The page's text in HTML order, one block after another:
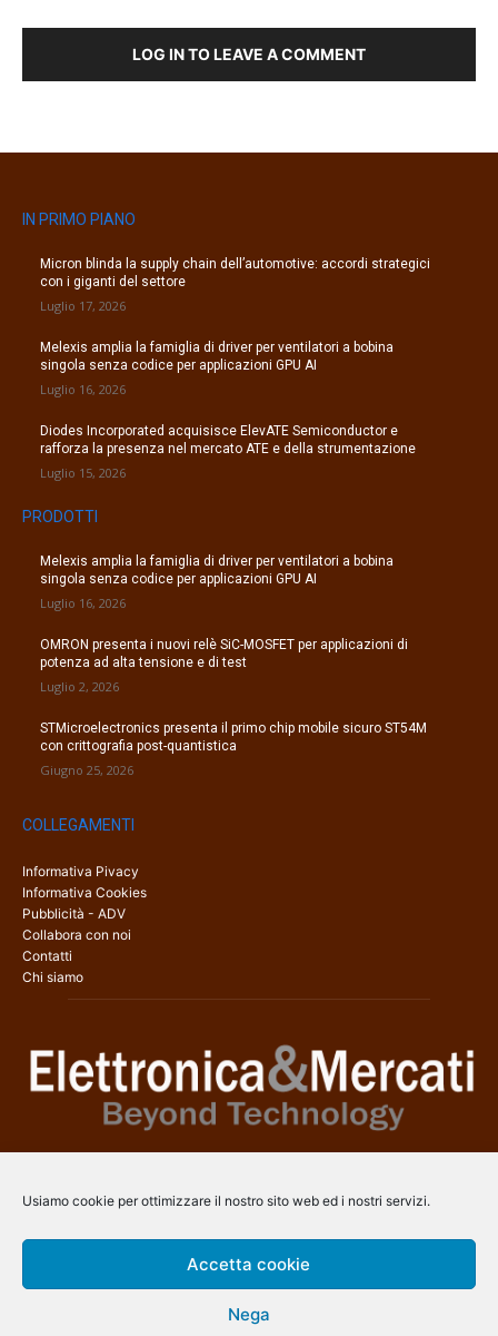
Usiamo cookie per ottimizzare il nostro sito web ed i nostri servizi.
Accetta cookie
Nega
LOG IN TO LEAVE A COMMENT
IN PRIMO PIANO
Micron blinda la supply chain dell’automotive: accordi strategici
con i giganti del settore
Luglio 17, 2026
Melexis amplia la famiglia di driver per ventilatori a bobina
singola senza codice per applicazioni GPU AI
Luglio 16, 2026
Diodes Incorporated acquisisce ElevATE Semiconductor e
rafforza la presenza nel mercato ATE e della strumentazione
Luglio 15, 2026
PRODOTTI
Melexis amplia la famiglia di driver per ventilatori a bobina
singola senza codice per applicazioni GPU AI
Luglio 16, 2026
OMRON presenta i nuovi relè SiC-MOSFET per applicazioni di
potenza ad alta tensione e di test
Luglio 2, 2026
STMicroelectronics presenta il primo chip mobile sicuro ST54M
con crittografia post-quantistica
Giugno 25, 2026
COLLEGAMENTI
Informativa Pivacy
Informativa Cookies
Pubblicità - ADV
Collabora con noi
Contatti
Chi siamo
una copertura a 360° che coinvolge tecnologie, prodotti, mercati e
info@arscommunication.it
SEGUICI